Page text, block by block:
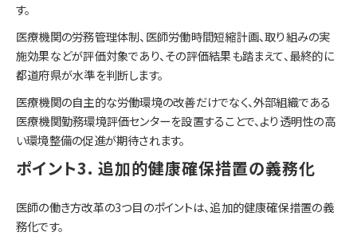
す。
医療機関の労務管理体制、医師労働時間短縮計画、取り組みの実
施効果などが評価対象であり、その評価結果も踏まえて、最終的に
都道府県が水準を判断します。
医療機関の自主的な労働環境の改善だけでなく、外部組織である
医療機関勤務環境評価センターを設置することで、より透明性の高
い環境整備の促進が期待されます。
ポイント3. 追加的健康確保措置の義務化
医師の働き方改革の3つ目のポイントは、追加的健康確保措置の義
務化です。